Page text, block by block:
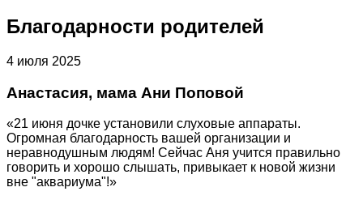
Благодарности родителей
4 июля 2025
Анастасия, мама Ани Поповой
«21 июня дочке установили слуховые аппараты.
Огромная благодарность вашей организации и
неравнодушным людям! Сейчас Аня учится правильно
говорить и хорошо слышать, привыкает к новой жизни
вне "аквариума"!»